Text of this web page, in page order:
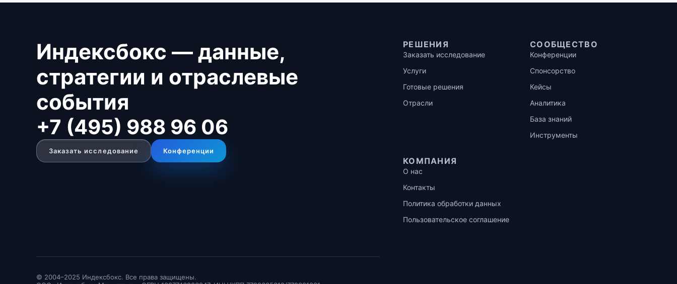
Индексбокс — данные,
стратегии и отраслевые
события
+7 (495) 988 96 06
Заказать исследование Конференции
РЕШЕНИЯ
Заказать исследование
Услуги
Готовые решения
Отрасли
СООБЩЕСТВО
Конференции
Спонсорство
Кейсы
Аналитика
База знаний
Инструменты
КОМПАНИЯ
О нас
Контакты
Политика обработки данных
Пользовательское соглашение
© 2004–2025 Индексбокс. Все права защищены.